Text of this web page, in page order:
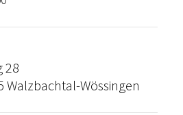
28
Walzbachtal-Wössingen